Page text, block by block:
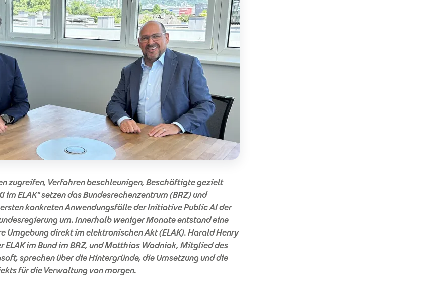
zugreifen, Verfahren beschleunigen, Beschäftigte gezielt
im ELAK" setzen das Bundesrechenzentrum (BRZ) und
konkreten Anwendungsfälle der Initiative Public AI der
um. Innerhalb weniger Monate entstand eine
Umgebung direkt im elektronischen Akt (ELAK). Harald Henry
ELAK im Bund im BRZ, und Matthias Wodniok, Mitglied des
sprechen über die Hintergründe, die Umsetzung und die
für die Verwaltung von morgen.